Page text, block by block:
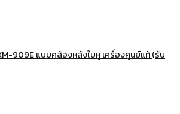
909E แบบคล้องหลังใบหู เครื่องศูนย์แท้ (รับ